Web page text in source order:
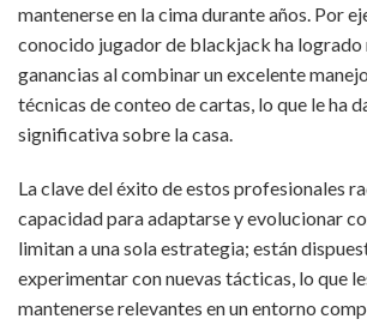
mantenerse en la cima durante años. Por
conocido jugador de blackjack ha logrado
ganancias al combinar un excelente
técnicas de conteo de cartas, lo que le ha
significativa sobre la casa.
La clave del éxito de estos profesionales
capacidad para adaptarse y evolucionar
limitan a una sola estrategia; están
experimentar con nuevas tácticas, lo que
mantenerse relevantes en un entorno